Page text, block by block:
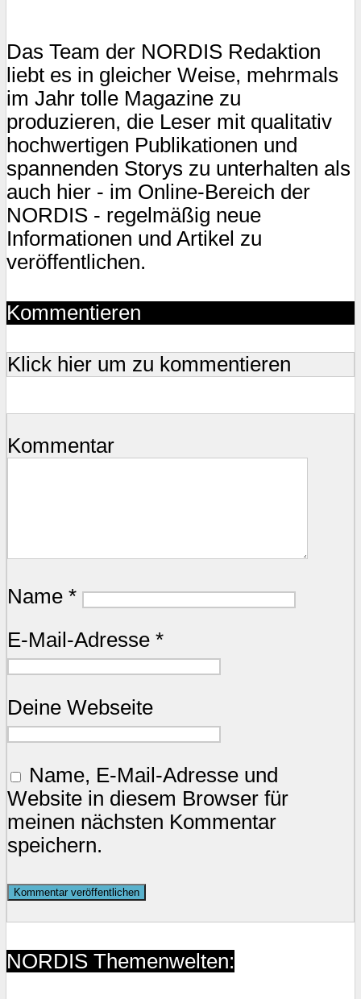
Das Team der NORDIS Redaktion
liebt es in gleicher Weise, mehrmals
im Jahr tolle Magazine zu
produzieren, die Leser mit qualitativ
hochwertigen Publikationen und
spannenden Storys zu unterhalten als
auch hier - im Online-Bereich der
NORDIS - regelmäßig neue
Informationen und Artikel zu
veröffentlichen.
Kommentieren
Klick hier um zu kommentieren
Kommentar
Name *
E-Mail-Adresse *
Deine Webseite
Name, E-Mail-Adresse und
Website in diesem Browser für
meinen nächsten Kommentar
speichern.
NORDIS Themenwelten: